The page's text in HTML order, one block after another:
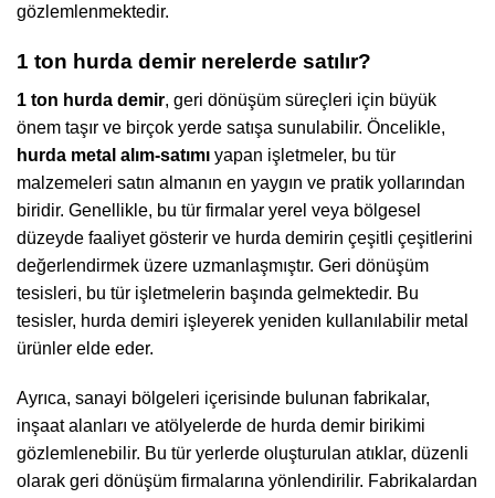
gözlemlenmektedir.
1 ton hurda demir nerelerde satılır?
1 ton hurda demir, geri dönüşüm süreçleri için büyük
önem taşır ve birçok yerde satışa sunulabilir. Öncelikle,
hurda metal alım-satımı yapan işletmeler, bu tür
malzemeleri satın almanın en yaygın ve pratik yollarından
biridir. Genellikle, bu tür firmalar yerel veya bölgesel
düzeyde faaliyet gösterir ve hurda demirin çeşitli çeşitlerini
değerlendirmek üzere uzmanlaşmıştır. Geri dönüşüm
tesisleri, bu tür işletmelerin başında gelmektedir. Bu
tesisler, hurda demiri işleyerek yeniden kullanılabilir metal
ürünler elde eder.
Ayrıca, sanayi bölgeleri içerisinde bulunan fabrikalar,
inşaat alanları ve atölyelerde de hurda demir birikimi
gözlemlenebilir. Bu tür yerlerde oluşturulan atıklar, düzenli
olarak geri dönüşüm firmalarına yönlendirilir. Fabrikalardan